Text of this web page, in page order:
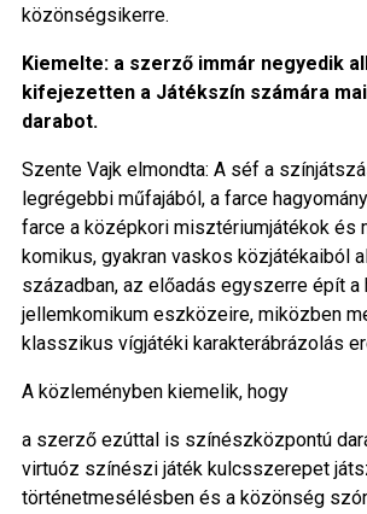
közönségsikerre.
Kiemelte: a szerző immár negyedik
kifejezetten a Játékszín számára
darabot.
Szente Vajk elmondta: A séf a
legrégebbi műfajából, a farce
farce a középkori misztériumjátékok és
komikus, gyakran vaskos közjátékaiból
században, az előadás egyszerre épít
jellemkomikum eszközeire, miközben
klasszikus vígjátéki karakterábrázolás
A közleményben kiemelik, hogy
a szerző ezúttal is színészközpontú
virtuóz színészi játék kulcsszerepet
történetmesélésben és a közönség